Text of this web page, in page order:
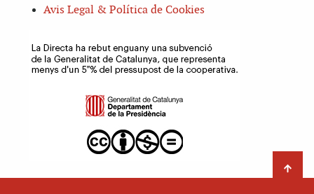
Avis Legal & Política de Cookies